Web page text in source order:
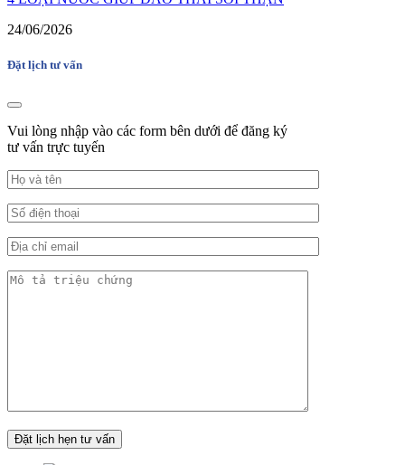
24/06/2026
Đặt lịch tư vấn
Vui lòng nhập vào các form bên dưới để đăng ký
tư vấn trực tuyến